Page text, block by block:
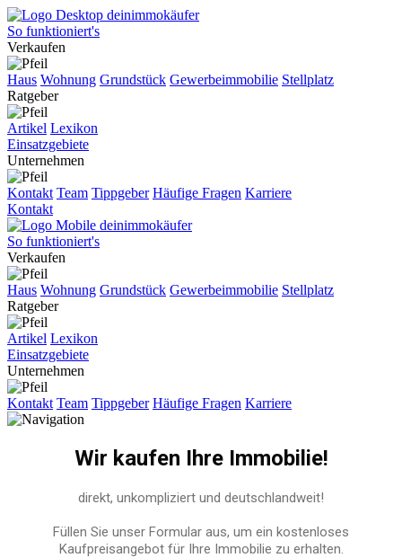
So funktioniert's
Verkaufen
Haus Wohnung Grundstück Gewerbeimmobilie Stellplatz
Ratgeber
Artikel Lexikon
Einsatzgebiete
Unternehmen
Kontakt Team Tippgeber Häufige Fragen Karriere
Kontakt
So funktioniert's
Verkaufen
Haus Wohnung Grundstück Gewerbeimmobilie Stellplatz
Ratgeber
Artikel Lexikon
Einsatzgebiete
Unternehmen
Kontakt Team Tippgeber Häufige Fragen Karriere